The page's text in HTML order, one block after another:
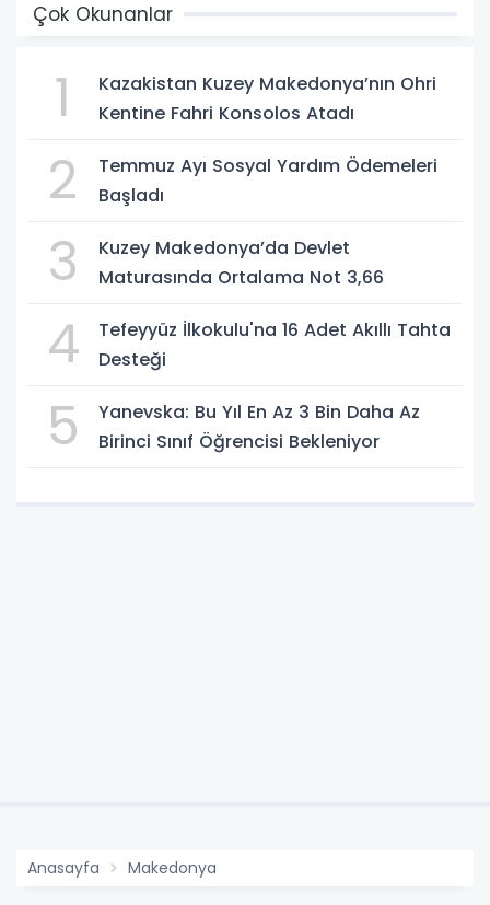
Çok Okunanlar
1
Kazakistan Kuzey Makedonya’nın Ohri
Kentine Fahri Konsolos Atadı
2
Temmuz Ayı Sosyal Yardım Ödemeleri
Başladı
3
Kuzey Makedonya’da Devlet
Maturasında Ortalama Not 3,66
4
Tefeyyüz İlkokulu'na 16 Adet Akıllı Tahta
Desteği
5
Yanevska: Bu Yıl En Az 3 Bin Daha Az
Birinci Sınıf Öğrencisi Bekleniyor
Anasayfa Makedonya